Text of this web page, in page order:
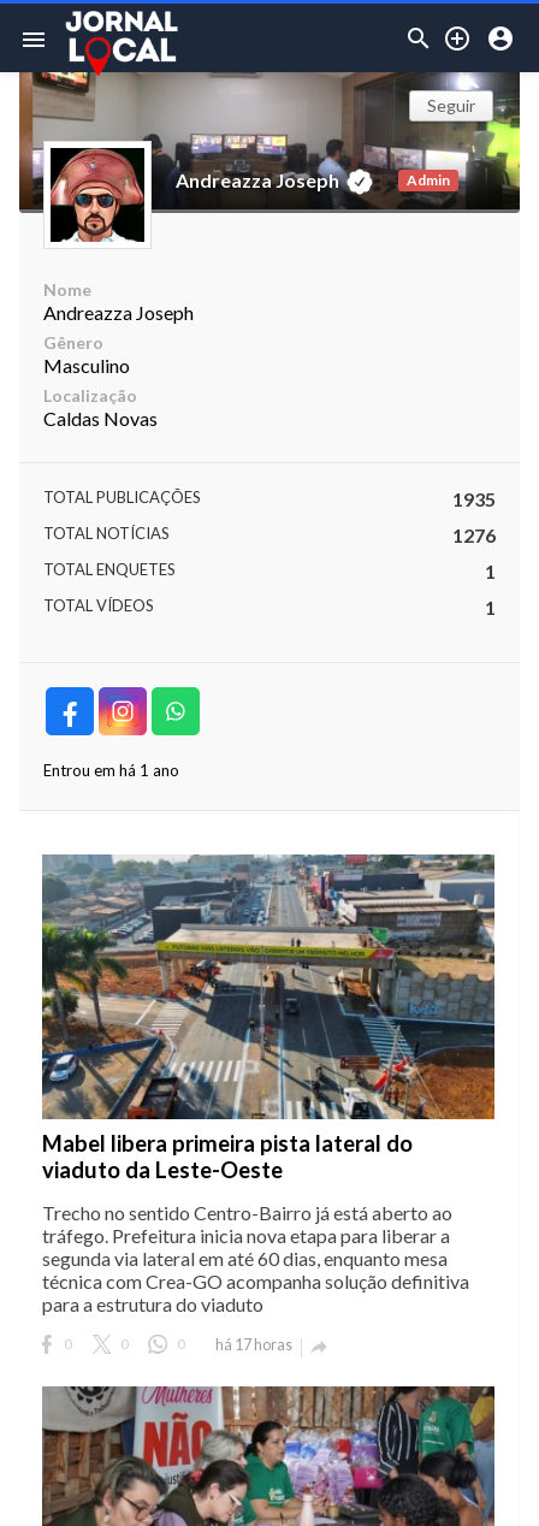
menu   
Andreazza Joseph Admin
Seguir
Nome
Andreazza Joseph
Gênero
Masculino
Localização
Caldas Novas
TOTAL PUBLICAÇÕES 1935
TOTAL NOTÍCIAS 1276
TOTAL ENQUETES 1
TOTAL VÍDEOS 1
Entrou em há 1 ano
Mabel libera primeira pista lateral do
viaduto da Leste-Oeste
Trecho no sentido Centro-Bairro já está aberto ao
tráfego. Prefeitura inicia nova etapa para liberar a
segunda via lateral em até 60 dias, enquanto mesa
técnica com Crea-GO acompanha solução definitiva
para a estrutura do viaduto
0 0 0 há 17 horas 